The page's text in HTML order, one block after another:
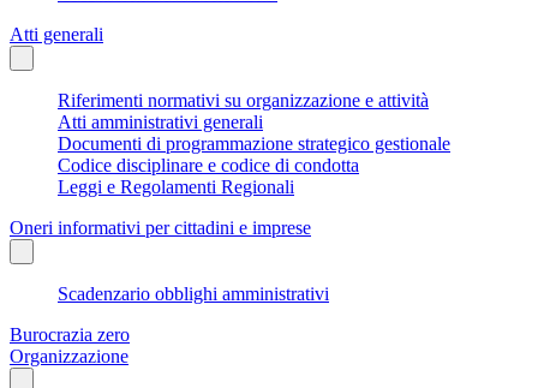
Atti generali
Riferimenti normativi su organizzazione e attività
Atti amministrativi generali
Documenti di programmazione strategico gestionale
Codice disciplinare e codice di condotta
Leggi e Regolamenti Regionali
Oneri informativi per cittadini e imprese
Scadenzario obblighi amministrativi
Burocrazia zero
Organizzazione